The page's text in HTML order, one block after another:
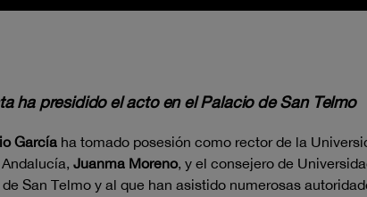
ha presidido el acto en el Palacio de San Telmo
García ha tomado posesión como rector de la
Juanma Moreno, y el consejero de
San Telmo y al que han asistido numerosas